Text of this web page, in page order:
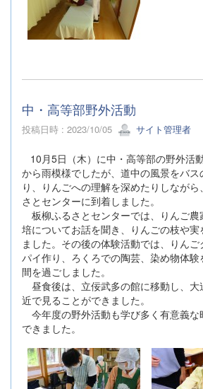
中・高等部野外活動
投稿日時 : 2023/10/05 サイト管理者
10月5日（木）に中・高等部の野外活
から雨模様でしたが、道中の風景をバス
り、りんごへの理解を深めたりしなが
さとセンターに到着しました。
板柳ふるさとセンターでは、りんご農
培についてお話を聞き、りんごの枝や実
ました。その後の体験活動では、りん
パイ作り、ろくろでの陶芸、染め物体
間を過ごしました。
昼食後は、立佞武多の館に移動し、大
近で見ることができました。
今年度の野外活動も学び多く有意義な
できました。